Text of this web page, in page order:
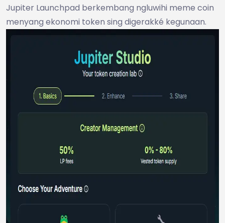
Jupiter Launchpad berkembang ngluwihi meme coin
menyang ekonomi token sing digerakké kegunaan.